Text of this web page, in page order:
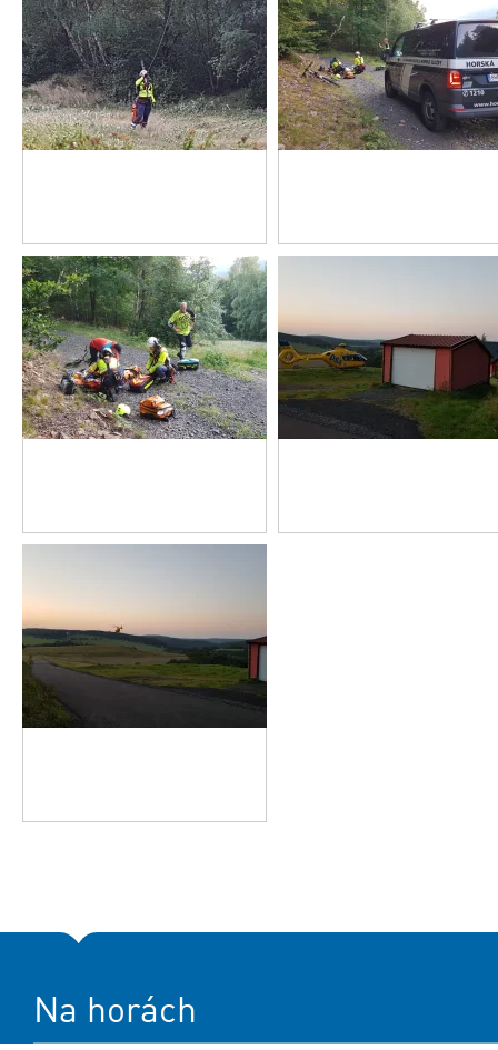
Na horách